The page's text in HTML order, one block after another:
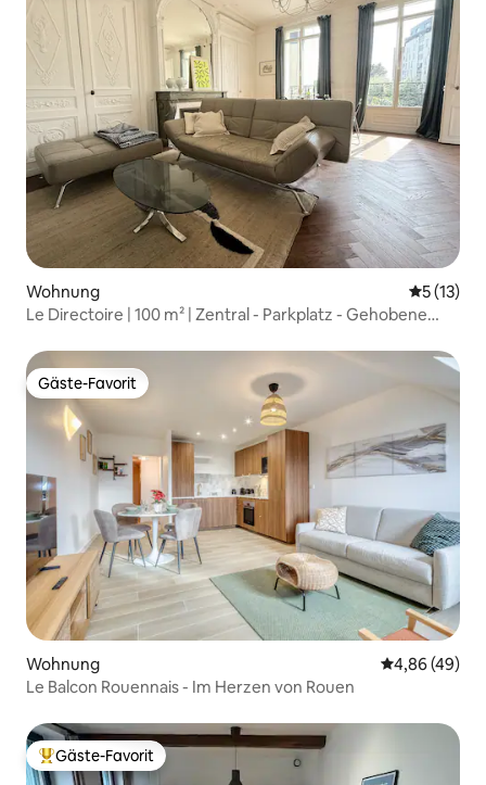
Wohnung
5 (13)
Le Directoire | 100 m² | Zentral - Parkplatz - Gehobene
Gäste-Favorit
Gäste-Favorit
Wohnung
4,86 (49)
Le Balcon Rouennais - Im Herzen von Rouen
Beliebter Gäste-Favorit.
Gäste-Favorit